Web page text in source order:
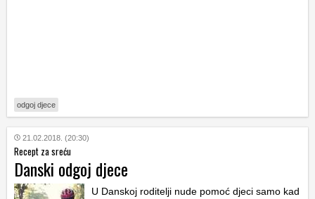
odgoj djece
21.02.2018. (20:30)
Recept za sreću
Danski odgoj djece
U Danskoj roditelji nude pomoć djeci samo kad